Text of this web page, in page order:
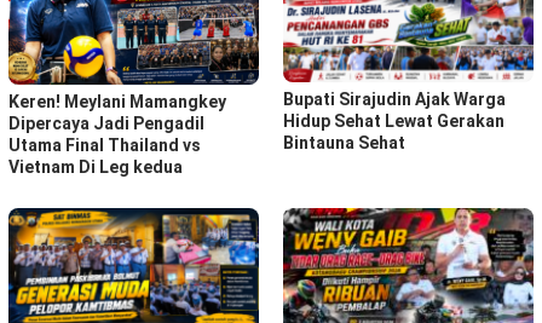
Keren! Meylani Mamangkey
Dipercaya Jadi Pengadil
Utama Final Thailand vs
Vietnam Di Leg kedua
Bupati Sirajudin Ajak Warga
Hidup Sehat Lewat Gerakan
Bintauna Sehat